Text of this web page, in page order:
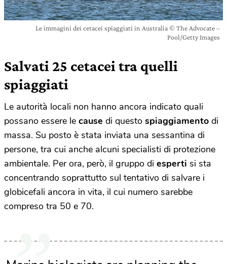
Le immagini dei cetacei spiaggiati in Australia © The Advocate –
Pool/Getty Images
Salvati 25 cetacei tra quelli
spiaggiati
Le autorità locali non hanno ancora indicato quali
possano essere le cause di questo spiaggiamento di
massa. Su posto è stata inviata una sessantina di
persone, tra cui anche alcuni specialisti di protezione
ambientale. Per ora, però, il gruppo di esperti si sta
concentrando soprattutto sul tentativo di salvare i
globicefali ancora in vita, il cui numero sarebbe
compreso tra 50 e 70.